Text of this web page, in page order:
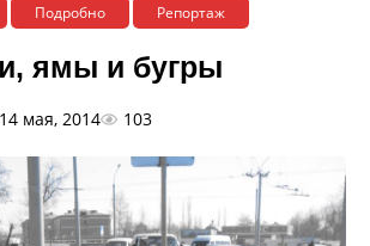
Подробно Репортаж
ямы и бугры
14 мая, 2014 103